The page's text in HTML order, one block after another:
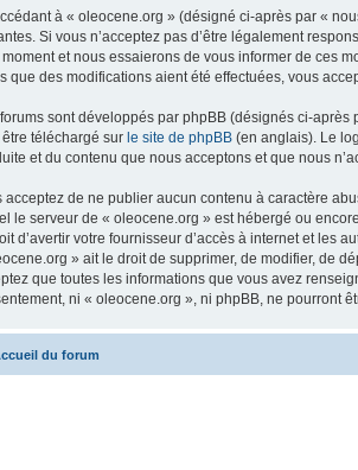
à « oleocene.org » (désigné ci-après par «
Si vous n’acceptez pas d’être légalement
et nous essaierons de vous informer de ces
que des modifications aient été effectuées, vous
sont développés par phpBB (désignés ci-
téléchargé sur le site de phpBB (en anglais). Le
et du contenu que nous acceptons et que nous
acceptez de ne publier aucun contenu à caractère
le serveur de « oleocene.org » est hébergé ou
d’avertir votre fournisseur d’accès à internet et les
» ait le droit de supprimer, de modifier, de
que toutes les informations que vous avez
ni « oleocene.org », ni phpBB, ne pourront
du forum